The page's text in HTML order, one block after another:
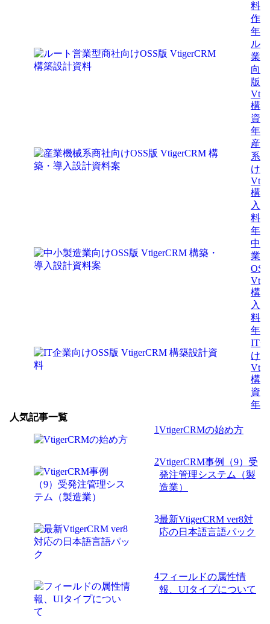
料
作
年8
ル
業
向
版
構
資
年7
産
系
け
構
入
料
年7
中
業
構
入
料
年7
IT
け
構
資
年7
人気記事一覧
1VtigerCRMの始め方
2VtigerCRM事例（9）受
発注管理システム（製
造業）
3最新VtigerCRM ver8対
応の日本語言語パック
4フィールドの属性情
報、UIタイプについて